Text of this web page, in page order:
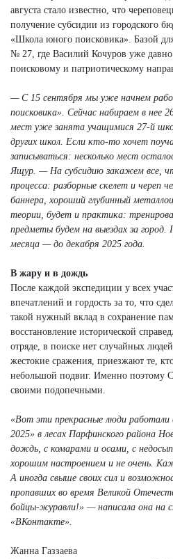
августа стало известно, что
получение субсидии из городского
«Школа юного поисковика». Базой
№ 27, где Василий Кочуров уже давно
поисковому и патриотическому
— С 15 сентября мы уже начнем
поисковика». Сейчас набираем в нее
мест уже занята учащимися 27-й
других школ. Если кто-то хочет
записываться: несколько мест
Ящур. — На субсидию закажем все,
процесса: разборные скелет и череп
баннера, хороший глубинный
теории, будет и практика:
предметы будем на выездах за
месяца — до декабря 2025 года.
В жару и в дождь
После каждой экспедиции у всех
впечатлений и гордость за то, что
такой нужный вклад в сохранение
восстановление исторической
отряде, в поиске нет случайных
жестокие сражения, приезжают те,
небольшой подвиг. Именно поэтому
своими подопечными.
«Вот эти прекрасные люди
2025» в лесах Парфинского района
дождь, с комарами и осами, с
хорошим настроением и не очень.
А иногда свыше своих сил и
пропавших во время Великой
бойцы-журавли!» — написала она на
«ВКонтакте».
Жанна Газзаева